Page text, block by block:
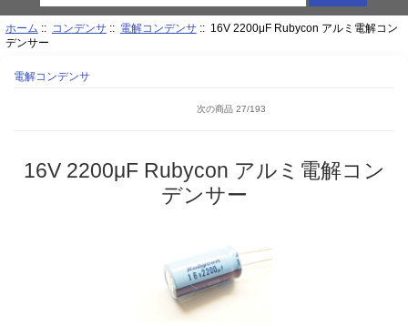
ホーム :: コンデンサ:: 電解コンデンサ:: 16V 2200μF Rubycon アルミ電解コン
デンサー
電解コンデンサ
次の商品 27/193
16V 2200μF Rubycon アルミ電解コン
デンサー